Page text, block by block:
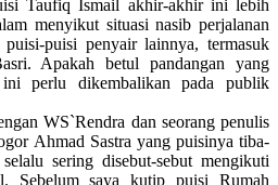
Taufiq Ismail akhir-akhir ini lebih
menyikut situasi nasib perjalanan
puisi penyair lainnya, termasuk
Apakah betul pandangan yang
perlu dikembalikan pada publik
WS`Rendra dan seorang penulis
Ahmad Sastra yang puisinya tiba-
sering disebut-sebut mengikuti
Sebelum saya kutip puisi Rumah